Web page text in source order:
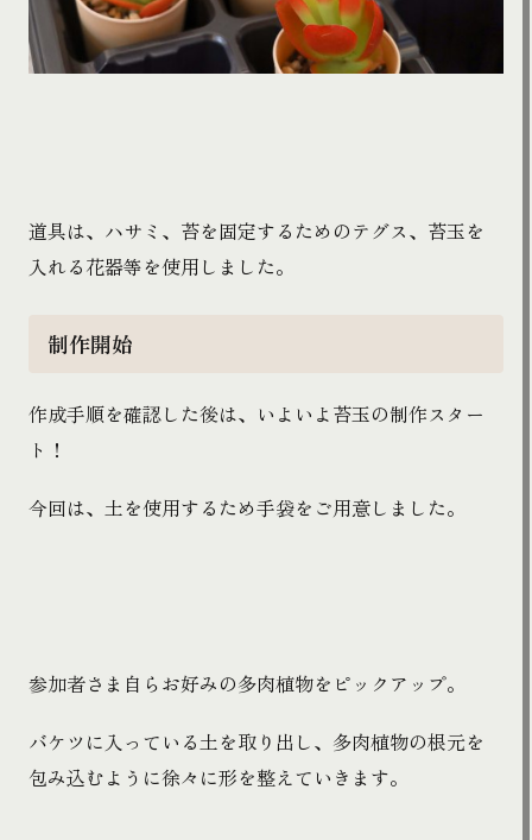
道具は、ハサミ、苔を固定するためのテグス、苔玉を
入れる花器等を使用しました。
制作開始
作成手順を確認した後は、いよいよ苔玉の制作スター
ト！
今回は、土を使用するため手袋をご用意しました。
参加者さま自らお好みの多肉植物をピックアップ。
バケツに入っている土を取り出し、多肉植物の根元を
包み込むように徐々に形を整えていきます。